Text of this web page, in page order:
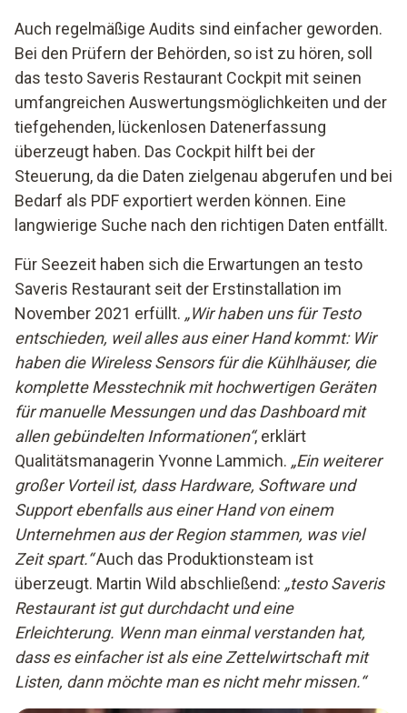
Auch regelmäßige Audits sind einfacher geworden.
Bei den Prüfern der Behörden, so ist zu hören, soll
das testo Saveris Restaurant Cockpit mit seinen
umfangreichen Auswertungsmöglichkeiten und der
tiefgehenden, lückenlosen Datenerfassung
überzeugt haben. Das Cockpit hilft bei der
Steuerung, da die Daten zielgenau abgerufen und bei
Bedarf als PDF exportiert werden können. Eine
langwierige Suche nach den richtigen Daten entfällt.
Für Seezeit haben sich die Erwartungen an testo
Saveris Restaurant seit der Erstinstallation im
November 2021 erfüllt. „Wir haben uns für Testo
entschieden, weil alles aus einer Hand kommt: Wir
haben die Wireless Sensors für die Kühlhäuser, die
komplette Messtechnik mit hochwertigen Geräten
für manuelle Messungen und das Dashboard mit
allen gebündelten Informationen“, erklärt
Qualitätsmanagerin Yvonne Lammich. „Ein weiterer
großer Vorteil ist, dass Hardware, Software und
Support ebenfalls aus einer Hand von einem
Unternehmen aus der Region stammen, was viel
Zeit spart.“Auch das Produktionsteam ist
überzeugt. Martin Wild abschließend: „testo Saveris
Restaurant ist gut durchdacht und eine
Erleichterung. Wenn man einmal verstanden hat,
dass es einfacher ist als eine Zettelwirtschaft mit
Listen, dann möchte man es nicht mehr missen.“